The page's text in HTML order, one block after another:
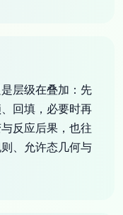
层级在叠加：先
回填，必要时再
反应后果，也往
、允许态几何与